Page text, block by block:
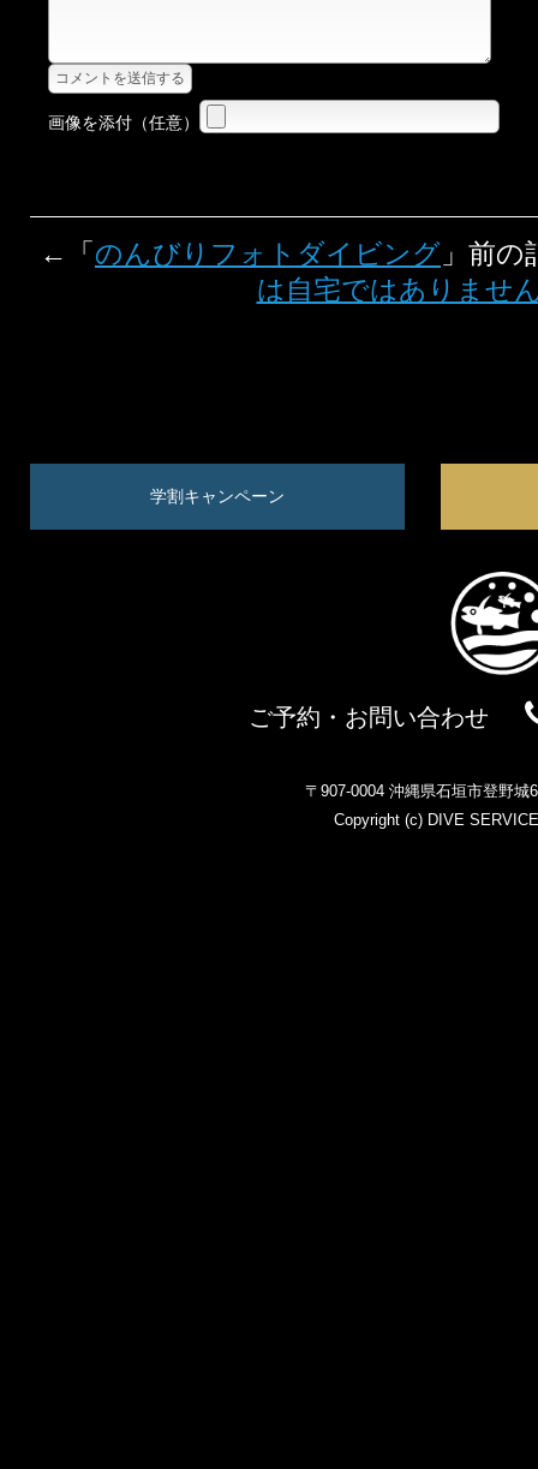
画像を添付（任意）
←「 のんびりフォトダイビング 」前
は自宅ではありませ
学割キャンペーン
ご予約・お問い合わせ
〒907-0004 沖縄県石垣市登野城
Copyright (c) DIVE